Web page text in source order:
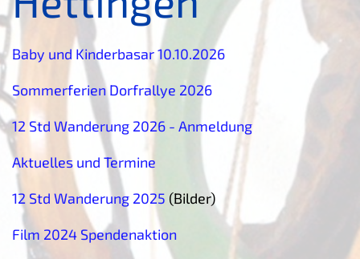
Baby und Kinderbasar 10.10.2026
Sommerferien Dorfrallye 2026
12 Std Wanderung 2026 - Anmeldung
Aktuelles und Termine
12 Std Wanderung 2025 (Bilder)
Film 2024 Spendenaktion